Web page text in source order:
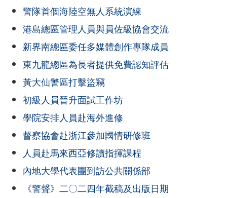
警隊首個海陸空無人系統演練
港島總區管理人員與員佐級協會交流
新界南總區委任多媒體創作專隊成員
東九龍總區為長者提供免費認知評估
黃大仙警區打擊盜竊
初級人員晉升面試工作坊
學院安排人員赴海外進修
督察協會赴浙江參加國情研修班
人員赴馬來西亞修讀指揮課程
內地大學代表團到訪公共關係部
《警聲》二〇二四年截稿及出版日期